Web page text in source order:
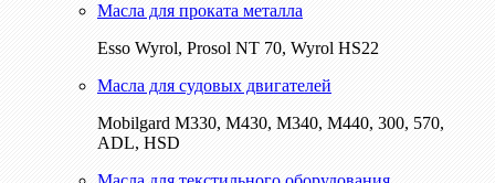
Масла для проката металла
Esso Wyrol, Prosol NT 70, Wyrol HS22
Масла для судовых двигателей
Mobilgard M330, M430, M340, M440, 300, 570,
ADL, HSD